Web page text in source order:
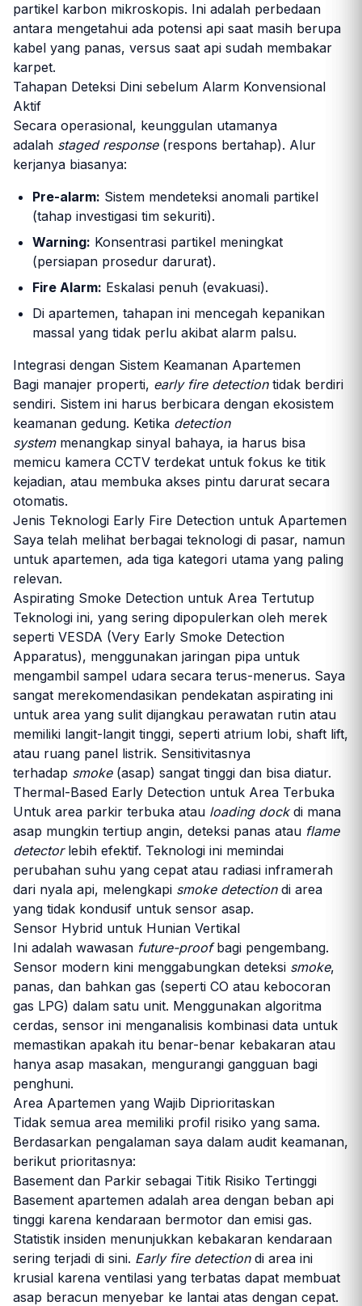
partikel karbon mikroskopis. Ini adalah perbedaan
antara mengetahui ada potensi api saat masih berupa
kabel yang panas, versus saat api sudah membakar
karpet.
Tahapan Deteksi Dini sebelum Alarm Konvensional
Aktif
Secara operasional, keunggulan utamanya
adalah staged response(respons bertahap). Alur
kerjanya biasanya:
Pre-alarm: Sistem mendeteksi anomali partikel
(tahap investigasi tim sekuriti).
Warning: Konsentrasi partikel meningkat
(persiapan prosedur darurat).
Fire Alarm: Eskalasi penuh (evakuasi).
Di apartemen, tahapan ini mencegah kepanikan
massal yang tidak perlu akibat alarm palsu.
Integrasi dengan Sistem Keamanan Apartemen
Bagi manajer properti, early fire detectiontidak berdiri
sendiri. Sistem ini harus berbicara dengan ekosistem
keamanan gedung. Ketika detection
systemmenangkap sinyal bahaya, ia harus bisa
memicu kamera CCTV terdekat untuk fokus ke titik
kejadian, atau membuka akses pintu darurat secara
otomatis.
Jenis Teknologi Early Fire Detection untuk Apartemen
Saya telah melihat berbagai teknologi di pasar, namun
untuk apartemen, ada tiga kategori utama yang paling
relevan.
Aspirating Smoke Detection untuk Area Tertutup
Teknologi ini, yang sering dipopulerkan oleh merek
seperti VESDA (Very Early Smoke Detection
Apparatus), menggunakan jaringan pipa untuk
mengambil sampel udara secara terus-menerus. Saya
sangat merekomendasikan pendekatan aspirating ini
untuk area yang sulit dijangkau perawatan rutin atau
memiliki langit-langit tinggi, seperti atrium lobi, shaft lift,
atau ruang panel listrik. Sensitivitasnya
terhadap smoke(asap) sangat tinggi dan bisa diatur.
Thermal-Based Early Detection untuk Area Terbuka
Untuk area parkir terbuka atau loading dockdi mana
asap mungkin tertiup angin, deteksi panas atau flame
detectorlebih efektif. Teknologi ini memindai
perubahan suhu yang cepat atau radiasi inframerah
dari nyala api, melengkapi smoke detectiondi area
yang tidak kondusif untuk sensor asap.
Sensor Hybrid untuk Hunian Vertikal
Ini adalah wawasan future-proofbagi pengembang.
Sensor modern kini menggabungkan deteksi smoke,
panas, dan bahkan gas (seperti CO atau kebocoran
gas LPG) dalam satu unit. Menggunakan algoritma
cerdas, sensor ini menganalisis kombinasi data untuk
memastikan apakah itu benar-benar kebakaran atau
hanya asap masakan, mengurangi gangguan bagi
penghuni.
Area Apartemen yang Wajib Diprioritaskan
Tidak semua area memiliki profil risiko yang sama.
Berdasarkan pengalaman saya dalam audit keamanan,
berikut prioritasnya:
Basement dan Parkir sebagai Titik Risiko Tertinggi
Basement apartemen adalah area dengan beban api
tinggi karena kendaraan bermotor dan emisi gas.
Statistik insiden menunjukkan kebakaran kendaraan
sering terjadi di sini. Early fire detectiondi area ini
krusial karena ventilasi yang terbatas dapat membuat
asap beracun menyebar ke lantai atas dengan cepat.